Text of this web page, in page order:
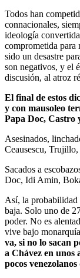
Todos han
connacionales,
ideología
comprometida
sido un desastre
son negativos, y el
discusión, al atroz
El final de estos
y con mausoleo
Papa Doc, Castro
Asesinados,
Ceausescu,
Sacados a
Doc, Idi Amin,
Así, la probabilidad
baja. Solo uno de
poder. No es
vive bajo
va, si no lo sacan
a Chávez en unos
pocos